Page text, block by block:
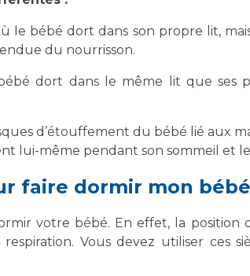
le bébé dort dans son propre lit,
du nourrisson.
dort dans le même lit que ses
d’étouffement du bébé lié aux
lui-même pendant son sommeil et
faire dormir mon
votre bébé. En effet, la position
Vous devez utiliser ces